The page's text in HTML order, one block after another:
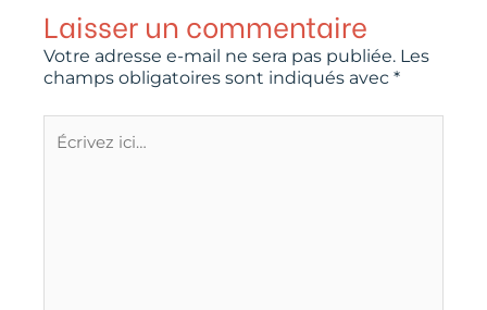
Laisser un commentaire
Votre adresse e-mail ne sera pas publiée. Les
champs obligatoires sont indiqués avec *
ici…